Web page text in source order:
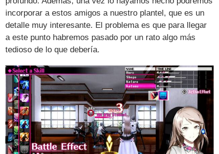
incorporar a estos amigos a nuestro plantel, que es un
detalle muy interesante. El problema es que para llegar
a este punto habremos pasado por un rato algo más
tedioso de lo que debería.